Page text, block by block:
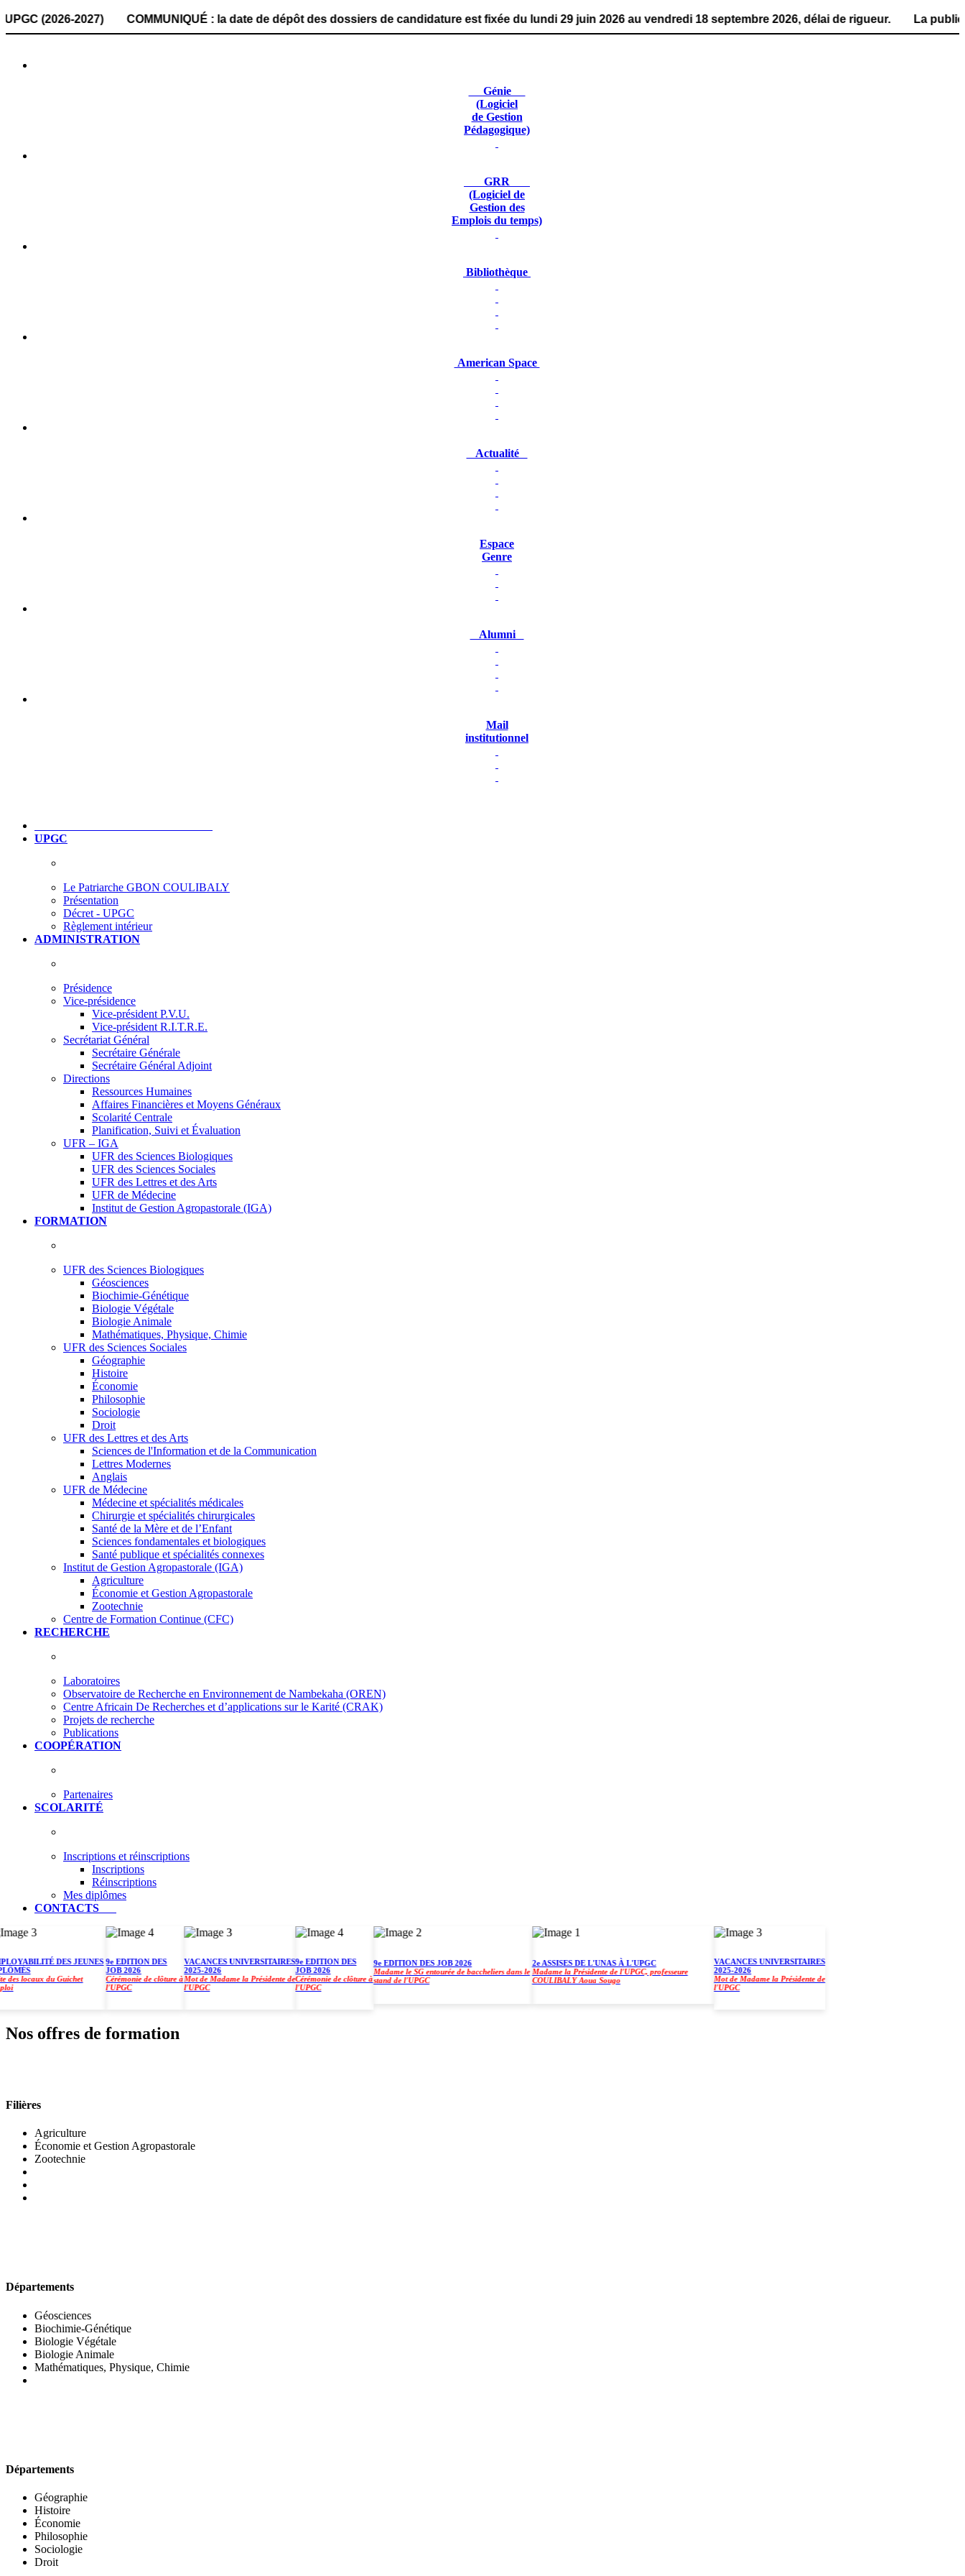
2027) COMMUNIQUÉ : la date de dépôt des dossiers de candidature est fixée du lundi 29 juin 2026 au vendredi 18 septembre 2026, délai de rigueur. La
Génie
(Logiciel
de Gestion
Pédagogique)
GRR
(Logiciel de
Gestion des
Emplois du temps)
Bibliothèque
American Space
Actualité
Espace
Genre
Alumni
Mail
institutionnel
UPGC
Le Patriarche GBON COULIBALY
Présentation
Décret - UPGC
Règlement intérieur
ADMINISTRATION
Présidence
Vice-présidence
Vice-président P.V.U.
Vice-président R.I.T.R.E.
Secrétariat Général
Secrétaire Générale
Secrétaire Général Adjoint
Directions
Ressources Humaines
Affaires Financières et Moyens Généraux
Scolarité Centrale
Planification, Suivi et Évaluation
UFR – IGA
UFR des Sciences Biologiques
UFR des Sciences Sociales
UFR des Lettres et des Arts
UFR de Médecine
Institut de Gestion Agropastorale (IGA)
FORMATION
UFR des Sciences Biologiques
Géosciences
Biochimie-Génétique
Biologie Végétale
Biologie Animale
Mathématiques, Physique, Chimie
UFR des Sciences Sociales
Géographie
Histoire
Économie
Philosophie
Sociologie
Droit
UFR des Lettres et des Arts
Sciences de l'Information et de la Communication
Lettres Modernes
Anglais
UFR de Médecine
Médecine et spécialités médicales
Chirurgie et spécialités chirurgicales
Santé de la Mère et de l’Enfant
Sciences fondamentales et biologiques
Santé publique et spécialités connexes
Institut de Gestion Agropastorale (IGA)
Agriculture
Économie et Gestion Agropastorale
Zootechnie
Centre de Formation Continue (CFC)
RECHERCHE
Laboratoires
Observatoire de Recherche en Environnement de Nambekaha (OREN)
Centre Africain De Recherches et d’applications sur le Karité (CRAK)
Projets de recherche
Publications
COOPÉRATION
Partenaires
SCOLARITÉ
Inscriptions et réinscriptions
Inscriptions
Réinscriptions
Mes diplômes
CONTACTS
DES JEUNES
locaux du Guichet
9e EDITION DES
JOB 2026
Cérémonie de clôture à
l'UPGC
VACANCES UNIVERSITAIRES
2025-2026
Mot de Madame la Présidente de
l'UPGC
9e EDITION DES
JOB 2026
Cérémonie de clôture à
l'UPGC
9e EDITION DES JOB 2026
Madame le SG entourée de baccheliers dans le
stand de l'UPGC
2e ASSISES DE L'UNAS À L'UPGC
Madame la Présidente de l'UPGC, professeure
COULIBALY Aoua Sougo
VACANCES UNIVERSITAIRES
2025-2026
Mot de Madame la Présidente de
l'UPGC
Nos offres de formation
Filières
Agriculture
Économie et Gestion Agropastorale
Zootechnie
Départements
Géosciences
Biochimie-Génétique
Biologie Végétale
Biologie Animale
Mathématiques, Physique, Chimie
Départements
Géographie
Histoire
Économie
Philosophie
Sociologie
Droit